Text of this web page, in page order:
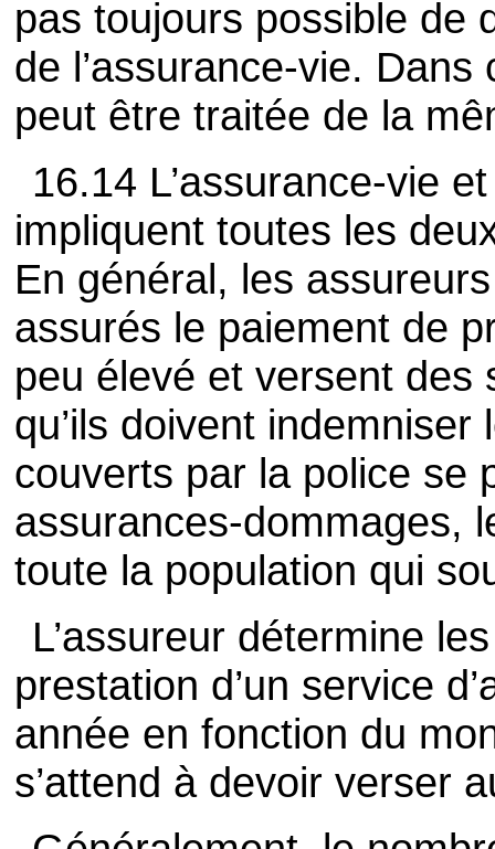
pas toujours possible de
de l’assurance-vie. Dans
peut être traitée de la
16.14 L’assurance-vie
impliquent toutes les
En général, les
assurés le paiement de
peu élevé et versent des
qu’ils doivent
couverts par la police se
assurances-dommages,
toute la population qui
L’assureur détermine
prestation d’un service
année en fonction du
s’attend à devoir verser